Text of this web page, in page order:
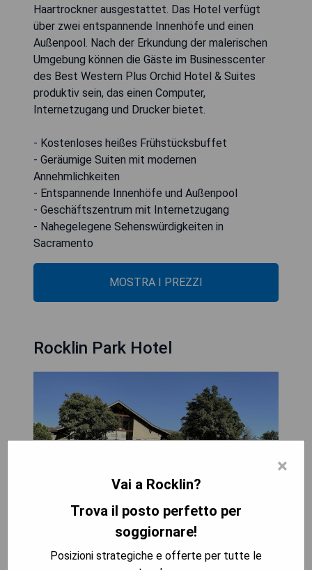
Haartrockner ausgestattet. Das Hotel verfügt
über zwei entspannende Innenhöfe und einen
Außenpool. Nach der Erkundung der malerischen
Umgebung können die Gäste im Businesscenter
des Best Western Plus Orchid Hotel & Suites
produktiv sein, das einen Computer,
Internetzugang und Drucker bietet.
- Kostenloses heißes Frühstücksbuffet
- Geräumige Suiten mit modernen
Annehmlichkeiten
- Entspannende Innenhöfe und Außenpool
- Geschäftszentrum mit Internetzugang
- Nahegelegene Sehenswürdigkeiten in
Sacramento
MOSTRA I PREZZI
Rocklin Park Hotel
Das Rocklin Park Hotel bietet einen saisonalen
Außenpool und eine trockene Sauna und befindet
sich direkt an der I-80, nur 5 Fahrminuten vom
×
Vai a Rocklin?
Trova il posto perfetto per
soggiornare!
Posizioni strategiche e offerte per tutte le